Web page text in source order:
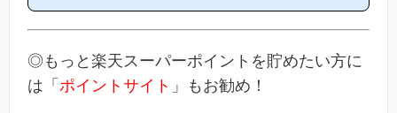
はあるの？」という方は必見です！モッピー新規登録キャンペーン
る」という、シンプルなものです。(*ちなみに「2000円分のボー
ナス」というのは過去のキ...
◎もっと楽天スーパーポイントを貯めたい方に
は「 ポイントサイト 」もお勧め！